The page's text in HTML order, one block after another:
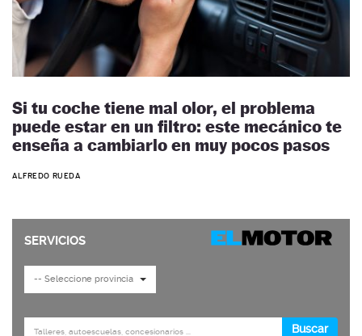
Si tu coche tiene mal olor, el problema
puede estar en un filtro: este mecánico te
enseña a cambiarlo en muy pocos pasos
ALFREDO RUEDA